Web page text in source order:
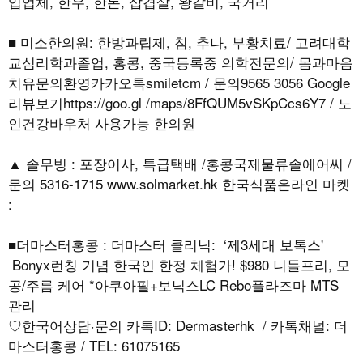
■ 미소한의원: 한방과립제, 침, 추나, 부황치료/ 고려대학
교심리학과졸업, 홍콩, 중국등록중 의학전문의/ 몸과마음
치유문의환영카카오톡smiletcm / 문의9565 3056 Google
리뷰보기https://goo.gl /maps/8FfQUM5vSKpCcs6Y7 / 노
인건강바우처 사용가능 한의원
▲ 솔무빙 : 포장이사, 특급택배 /홍콩국제물류솔에어씨 /
문의 5316-1715 www.solmarket.hk 한국식품온라인 마켓
:
■더마스터홍콩 : 더마스터 클리닉: ‘제3세대 보톡스'
Bonyx런칭 기념 한국인 한정 체험가! $980 니들프리, 모
공/주름 케어 *아쿠아필+보닉스LC Rebo플라즈마 MTS
관리
♡한국어상담·문의 카톡ID: Dermasterhk / 카톡채널: 더
마스터홍콩 / TEL: 61075165